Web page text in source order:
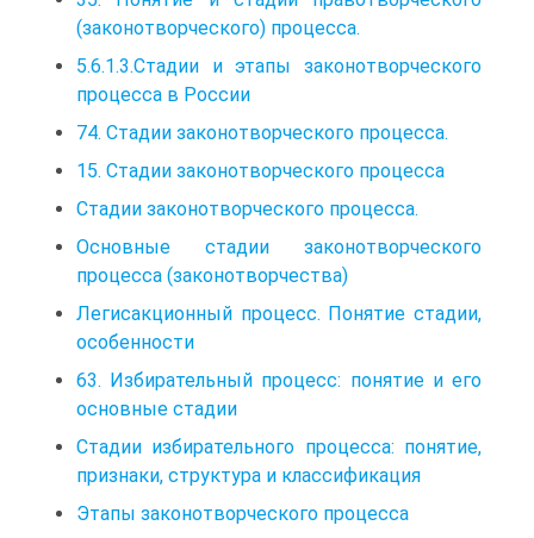
(законотворческого) процесса.
5.6.1.3.Стадии и этапы законотворческого
процесса в России
74. Стадии законотворческого процесса.
15. Стадии законотворческого процесса
Стадии законотворческого процесса.
Основные стадии законотворческого
процесса (законотворчества)
Легисакционный процесс. Понятие стадии,
особенности
63. Избирательный процесс: понятие и его
основные стадии
Стадии избирательного процесса: понятие,
признаки, структура и классификация
Этапы законотворческого процесса